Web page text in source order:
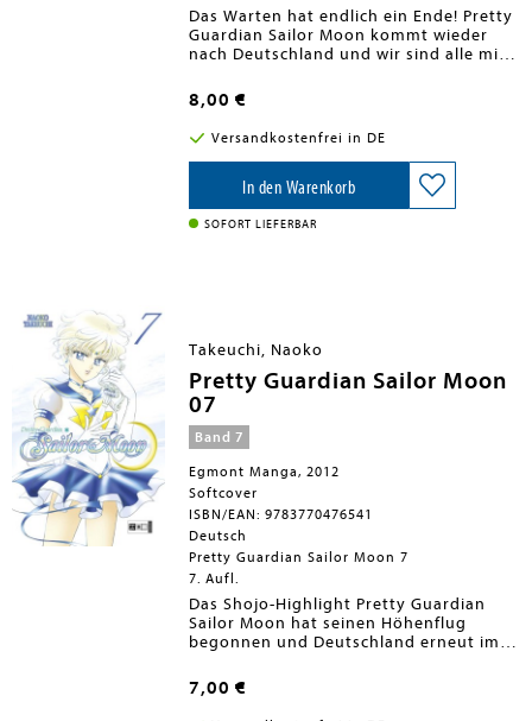
Das Warten hat endlich ein Ende! Pretty
Guardian Sailor Moon kommt wieder
nach Deutschland und wir sind alle mit
kleines blondes Mädchen für Furore
gesorgt und einen spektakulären
Manga-Boom in Deutschland ausgelöst.
Die Rede ist von Usagi Tsukino, alias
Sailor Moon, die zusammen mit
Kätzchen Luna und ihren Sailor-
Kriegerinnen für Liebe und
Gerechtigkeit kämpft. Die Neuausgabe
und enthalten prächtige Farbseiten.
Doch damit nicht genug: nach Abschluß
der 12-bändigen Serie werden auch
noch die Extrabände Sailor V und Sailor
Moon Short Stories veröffentlicht!
8,00 €
Versandkostenfrei in DE
In den Warenkorb
SOFORT LIEFERBAR
Takeuchi, Naoko
Pretty Guardian Sailor Moon
07
Band 7
Egmont Manga, 2012
Softcover
ISBN/EAN: 9783770476541
Deutsch
Pretty Guardian Sailor Moon 7
7. Aufl.
Das Shojo-Highlight Pretty Guardian
Sailor Moon hat seinen Höhenflug
begonnen und Deutschland erneut im
Verkaufsstart stieg der erste Band auf
Platz 1 der Manga-Bestsellerlisten ein
7,00 €